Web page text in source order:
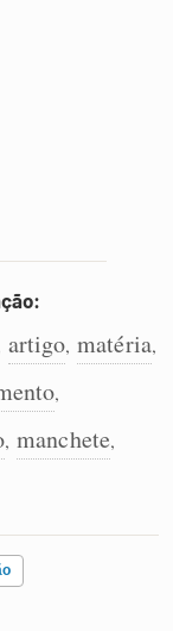
artigo, matéria,
,
, manchete,